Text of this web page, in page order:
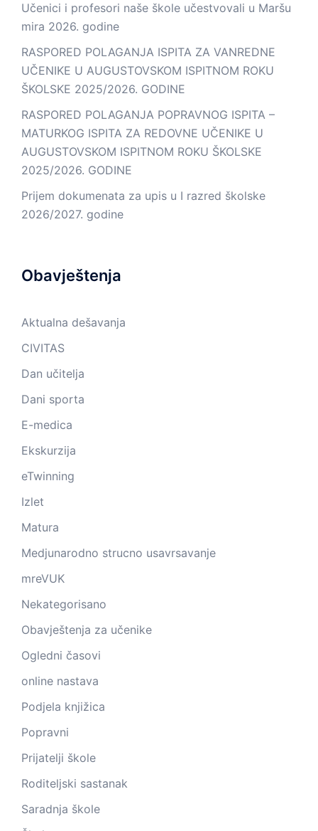
Učenici i profesori naše škole učestvovali u Maršu
mira 2026. godine
RASPORED POLAGANJA ISPITA ZA VANREDNE
UČENIKE U AUGUSTOVSKOM ISPITNOM ROKU
ŠKOLSKE 2025/2026. GODINE
RASPORED POLAGANJA POPRAVNOG ISPITA –
MATURKOG ISPITA ZA REDOVNE UČENIKE U
AUGUSTOVSKOM ISPITNOM ROKU ŠKOLSKE
2025/2026. GODINE
Prijem dokumenata za upis u I razred školske
2026/2027. godine
Obavještenja
Aktualna dešavanja
CIVITAS
Dan učitelja
Dani sporta
E-medica
Ekskurzija
eTwinning
Izlet
Matura
Medjunarodno strucno usavrsavanje
mreVUK
Nekategorisano
Obavještenja za učenike
Ogledni časovi
online nastava
Podjela knjižica
Popravni
Prijatelji škole
Roditeljski sastanak
Saradnja škole